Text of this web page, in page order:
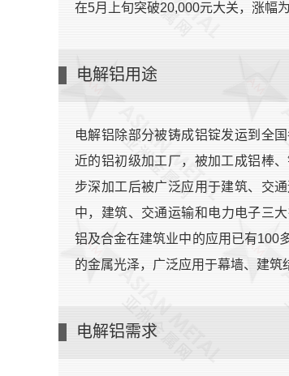
在5月上旬突破20,000元大关，涨幅
电解铝用途
电解铝除部分被铸成铝锭发运到全
近的铝初级加工厂，被加工成铝棒
步深加工后被广泛应用于建筑、交
中，建筑、交通运输和电力电子三
铝及合金在建筑业中的应用已有100
的金属光泽，广泛应用于幕墙、建筑
电解铝需求